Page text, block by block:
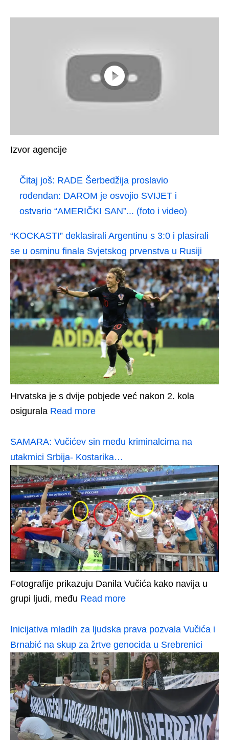
Izvor agencije
Čitaj još: RADE Šerbedžija proslavio
rođendan: DAROM je osvojio SVIJET i
ostvario “AMERIČKI SAN”... (foto i video)
“KOCKASTI” deklasirali Argentinu s 3:0 i plasirali
se u osminu finala Svjetskog prvenstva u Rusiji
Hrvatska je s dvije pobjede već nakon 2. kola
osigurala Read more
SAMARA: Vučićev sin među kriminalcima na
utakmici Srbija- Kostarika…
Fotografije prikazuju Danila Vučića kako navija u
grupi ljudi, među Read more
Inicijativa mladih za ljudska prava pozvala Vučića i
Brnabić na skup za žrtve genocida u Srebrenici